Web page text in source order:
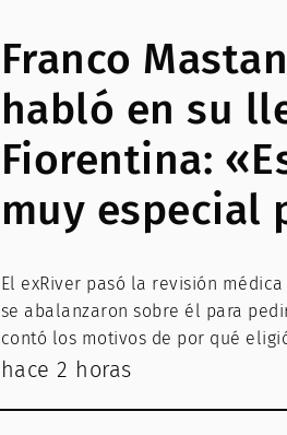
Franco
habló en su
Fiorentina:
muy especial
El exRiver pasó la revisión
se abalanzaron sobre él para
contó los motivos de por qué
hace 2 horas